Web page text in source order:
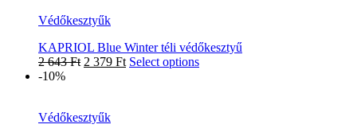
Védőkesztyűk
KAPRIOL Blue Winter téli védőkesztyű
2 643Ft 2 379 Ft Select options
-10%
Védőkesztyűk